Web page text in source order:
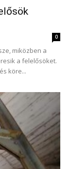
0
miközben a
a felelősöket.
köre...